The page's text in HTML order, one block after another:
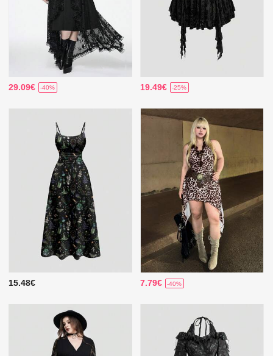
29.09€ -40% 19.49€ -25%
15.48€ 7.79€ -40%